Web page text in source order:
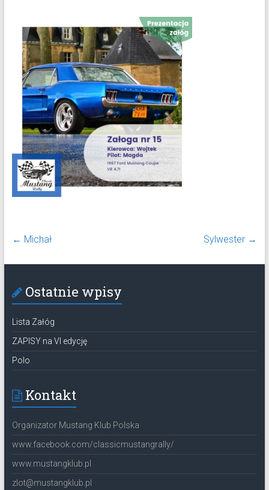
← Michał Sylwester →
Ostatnie wpisy
Lista Załóg
ZAPISY na VI edycję
Polo
Kontakt
Organizator Mustang Klub Polska
www.facebook.com/classicmustangrally/
www.mustangklub.pl
zlot@mustangklub.pl